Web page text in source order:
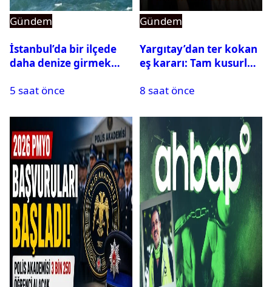
Gündem
İstanbul’da bir ilçede
daha denize girmek
5 saat önce
Gündem
Yargıtay’dan ter kokan
eş kararı: Tam kusurlu
8 saat önce